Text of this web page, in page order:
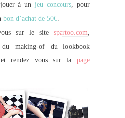
à un jeu concours, pour
bon d’achat de 50€.
sur le site spartoo.com
making-of du lookbook
et rendez vous sur la page